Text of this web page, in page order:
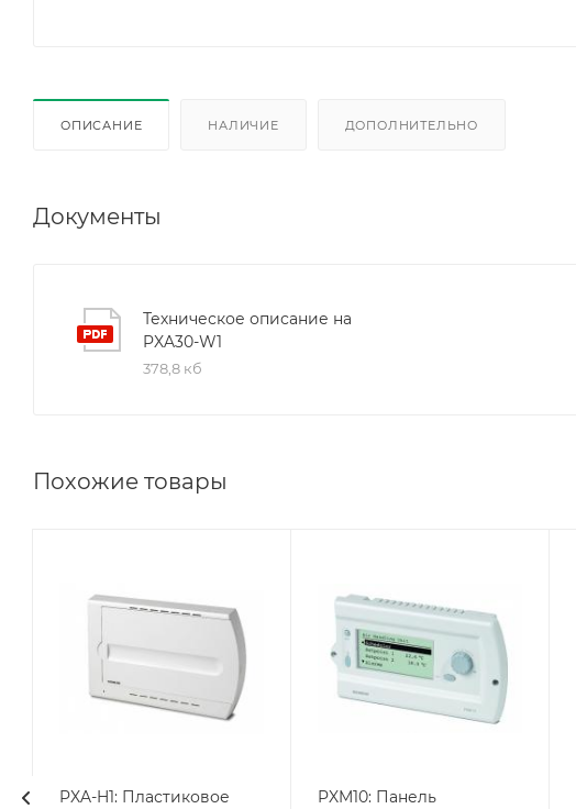
ОПИСАНИЕ НАЛИЧИЕ ДОПОЛНИТЕЛЬНО
Документы
Техническое описание на
PXA30-W1
378,8 кб
Похожие товары
Desigo
PXA-H1: Пластиковое
Desigo
PXM10: Панель